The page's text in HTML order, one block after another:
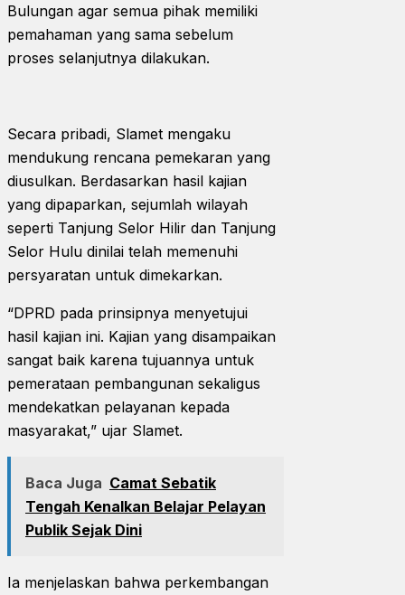
Bulungan agar semua pihak memiliki
pemahaman yang sama sebelum
proses selanjutnya dilakukan.
Secara pribadi, Slamet mengaku
mendukung rencana pemekaran yang
diusulkan. Berdasarkan hasil kajian
yang dipaparkan, sejumlah wilayah
seperti Tanjung Selor Hilir dan Tanjung
Selor Hulu dinilai telah memenuhi
persyaratan untuk dimekarkan.
“DPRD pada prinsipnya menyetujui
hasil kajian ini. Kajian yang disampaikan
sangat baik karena tujuannya untuk
pemerataan pembangunan sekaligus
mendekatkan pelayanan kepada
masyarakat,” ujar Slamet.
Baca Juga Camat Sebatik
Tengah Kenalkan Belajar Pelayan
Publik Sejak Dini
Ia menjelaskan bahwa perkembangan